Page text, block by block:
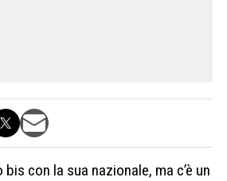
con la sua nazionale, ma c’è un